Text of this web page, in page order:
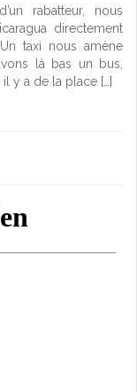
rabatteur, nous
directement
taxi nous amène
là bas un bus,
y a de la place […]